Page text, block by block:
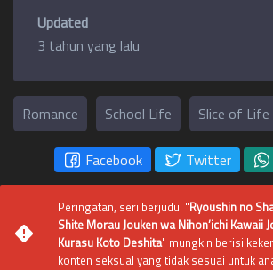
Updated
3 tahun yang lalu
Romance School Life Slice of Life
Facebook Twitter
Peringatan, seri berjudul "Ryoushin no
Shite Morau Jouken wa Nihon’ichi Kawaii
Kurasu Koto Deshita" mungkin berisi
konten seksual yang tidak sesuai untuk